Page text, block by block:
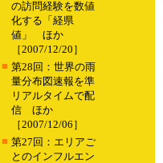
の訪問経験を数値
化する「経県
値」 ほか
［2007/12/20］
■ 第28回：世界の雨
量分布図速報を準
リアルタイムで配
信 ほか
［2007/12/06］
■ 第27回：エリアご
とのインフルエン